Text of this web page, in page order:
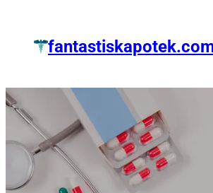
springen